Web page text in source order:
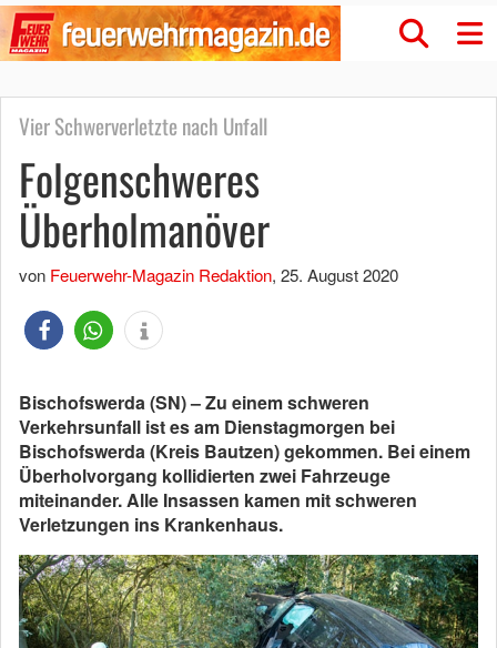
Vier Schwerverletzte nach Unfall
Folgenschweres
Überholmanöver
von Feuerwehr-Magazin Redaktion, 25. August 2020
Bischofswerda (SN) – Zu einem schweren
Verkehrsunfall ist es am Dienstagmorgen bei
Bischofswerda (Kreis Bautzen) gekommen. Bei einem
Überholvorgang kollidierten zwei Fahrzeuge
miteinander. Alle Insassen kamen mit schweren
Verletzungen ins Krankenhaus.